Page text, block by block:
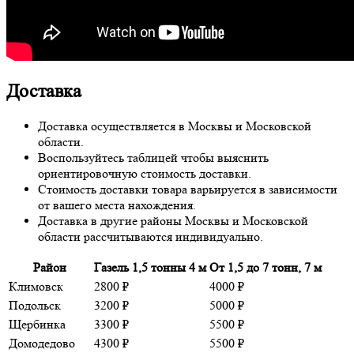
Доставка
Доставка осуществляется в Москвы и Московской
области.
Воспользуйтесь таблицей чтобы выяснить
ориентировочную стоимость доставки.
Стоимость доставки товара варьируется в зависимости
от вашего места нахождения.
Доставка в другие районы Москвы и Московской
области рассчитываются индивидуально.
Район Газель 1,5 тонны 4 м От 1,5 до 7 тонн, 7 м
Климовск
2800 ₽
4000 ₽
Подольск
3200 ₽
5000 ₽
Щербинка
3300 ₽
5500 ₽
Домодедово
4300 ₽
5500 ₽